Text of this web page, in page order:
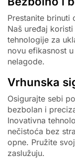
Prestanite brinuti
Naš uređaj
tehnologije za
novu efikasnost
nelagode.
Vrhunska
Osigurajte sebi
bezbolan i
Inovativna
nečistoća bez
opne. Pružite
zaslužuju.